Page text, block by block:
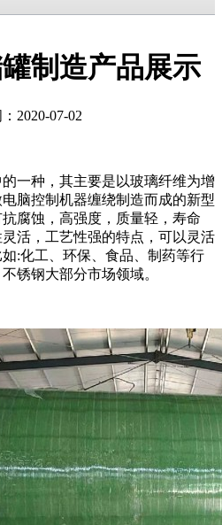
制造产品展示
2020-07-02
一种，其主要是以玻璃纤维为增
脑控制机器缠绕制造而成的新型
腐蚀，高强度，质量轻，寿命
活，工艺性强的特点，可以灵活
:化工、环保、食品、制药等行
锈钢大部分市场领域。